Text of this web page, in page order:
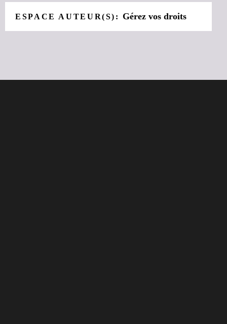
ESPACE AUTEUR(S): Gérez vos droits